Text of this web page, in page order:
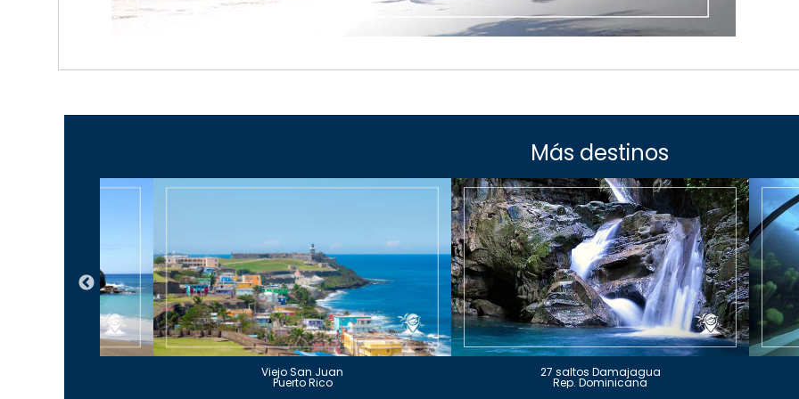
Más destinos
Viejo San Juan
Puerto Rico
27 saltos Damajagua
Rep. Dominicana